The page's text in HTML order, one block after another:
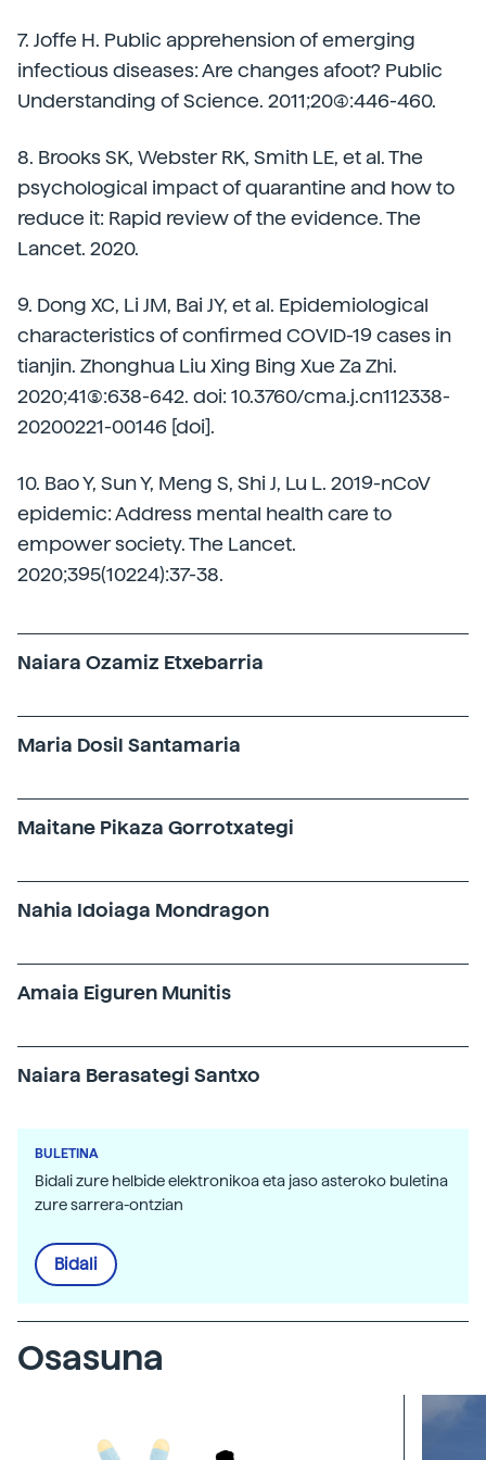
7. Joffe H. Public apprehension of emerging
infectious diseases: Are changes afoot? Public
Understanding of Science. 2011;20(4):446-460.
8. Brooks SK, Webster RK, Smith LE, et al. The
psychological impact of quarantine and how to
reduce it: Rapid review of the evidence. The
Lancet. 2020.
9. Dong XC, Li JM, Bai JY, et al. Epidemiological
characteristics of confirmed COVID-19 cases in
tianjin. Zhonghua Liu Xing Bing Xue Za Zhi.
2020;41(5):638-642. doi: 10.3760/cma.j.cn112338-
20200221-00146 [doi].
10. Bao Y, Sun Y, Meng S, Shi J, Lu L. 2019-nCoV
epidemic: Address mental health care to
empower society. The Lancet.
2020;395(10224):37-38.
Naiara Ozamiz Etxebarria
Maria Dosil Santamaria
Maitane Pikaza Gorrotxategi
Nahia Idoiaga Mondragon
Amaia Eiguren Munitis
Naiara Berasategi Santxo
BULETINA
Bidali zure helbide elektronikoa eta jaso asteroko buletina
zure sarrera-ontzian
Bidali
Osasuna